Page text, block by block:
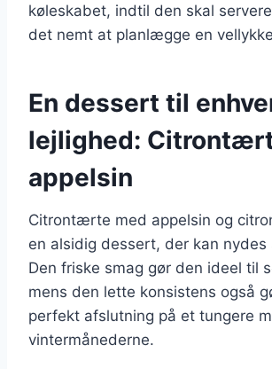
køleskabet, indtil den skal
det nemt at planlægge en
En dessert til
lejlighed:
appelsin
Citrontærte med appelsin og
en alsidig dessert, der kan nydes
Den friske smag gør den ideel til
mens den lette konsistens også
perfekt afslutning på et tungere
vintermånederne.